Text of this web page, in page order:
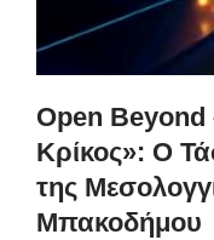
Open
Κρίκος»: Ο
της
Μπακοδήμου